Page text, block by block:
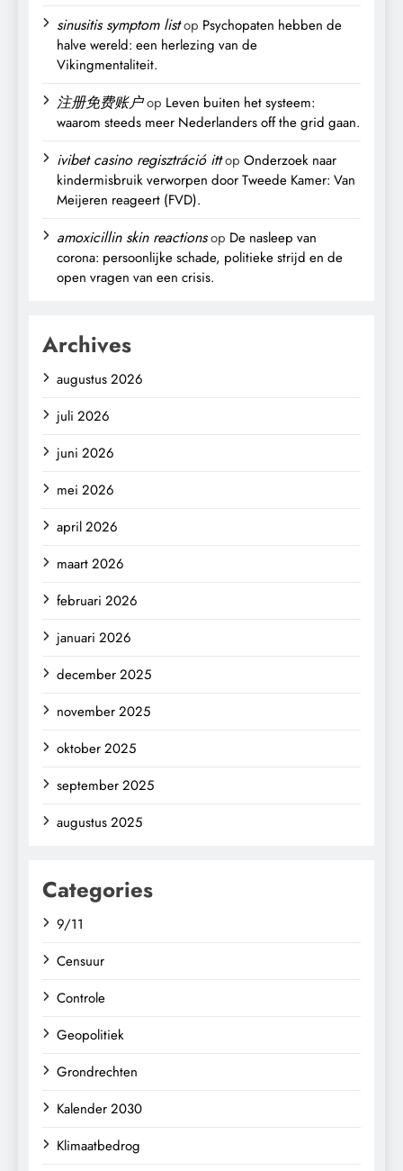
sinusitis symptom listop Psychopaten hebben de
halve wereld: een herlezing van de
Vikingmentaliteit.
注册免费账户op Leven buiten het systeem:
waarom steeds meer Nederlanders off the grid gaan.
ivibet casino regisztráció ittop Onderzoek naar
kindermisbruik verworpen door Tweede Kamer: Van
Meijeren reageert (FVD).
amoxicillin skin reactionsop De nasleep van
corona: persoonlijke schade, politieke strijd en de
open vragen van een crisis.
Archives
augustus 2026
juli 2026
juni 2026
mei 2026
april 2026
maart 2026
februari 2026
januari 2026
december 2025
november 2025
oktober 2025
september 2025
augustus 2025
Categories
9/11
Censuur
Controle
Geopolitiek
Grondrechten
Kalender 2030
Klimaatbedrog